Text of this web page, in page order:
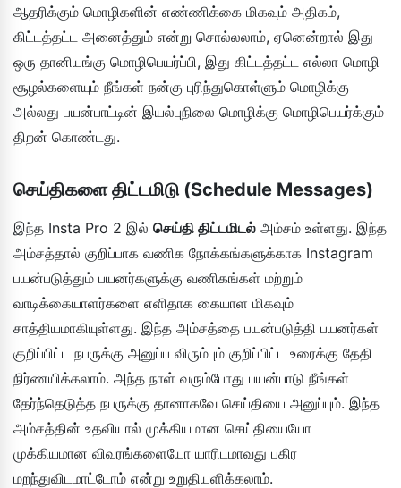
ஆதரிக்கும் மொழிகளின் எண்ணிக்கை மிகவும் அதிகம்,
கிட்டத்தட்ட அனைத்தும் என்று சொல்லலாம், ஏனென்றால் இது
ஒரு தானியங்கு மொழிபெயர்ப்பி, இது கிட்டத்தட்ட எல்லா மொழி
சூழல்களையும் நீங்கள் நன்கு புரிந்துகொள்ளும் மொழிக்கு
அல்லது பயன்பாட்டின் இயல்புநிலை மொழிக்கு மொழிபெயர்க்கும்
திறன் கொண்டது.
செய்திகளை திட்டமிடு (Schedule Messages)
இந்த Insta Pro 2 இல் செய்தி திட்டமிடல் அம்சம் உள்ளது. இந்த
அம்சத்தால் குறிப்பாக வணிக நோக்கங்களுக்காக Instagram
பயன்படுத்தும் பயனர்களுக்கு வணிகங்கள் மற்றும்
வாடிக்கையாளர்களை எளிதாக கையாள மிகவும்
சாத்தியமாகியுள்ளது. இந்த அம்சத்தை பயன்படுத்தி பயனர்கள்
குறிப்பிட்ட நபருக்கு அனுப்ப விரும்பும் குறிப்பிட்ட உரைக்கு தேதி
நிர்ணயிக்கலாம். அந்த நாள் வரும்போது பயன்பாடு நீங்கள்
தேர்ந்தெடுத்த நபருக்கு தானாகவே செய்தியை அனுப்பும். இந்த
அம்சத்தின் உதவியால் முக்கியமான செய்தியையோ
முக்கியமான விவரங்களையோ யாரிடமாவது பகிர
மறந்துவிடமாட்டோம் என்று உறுதியளிக்கலாம்.